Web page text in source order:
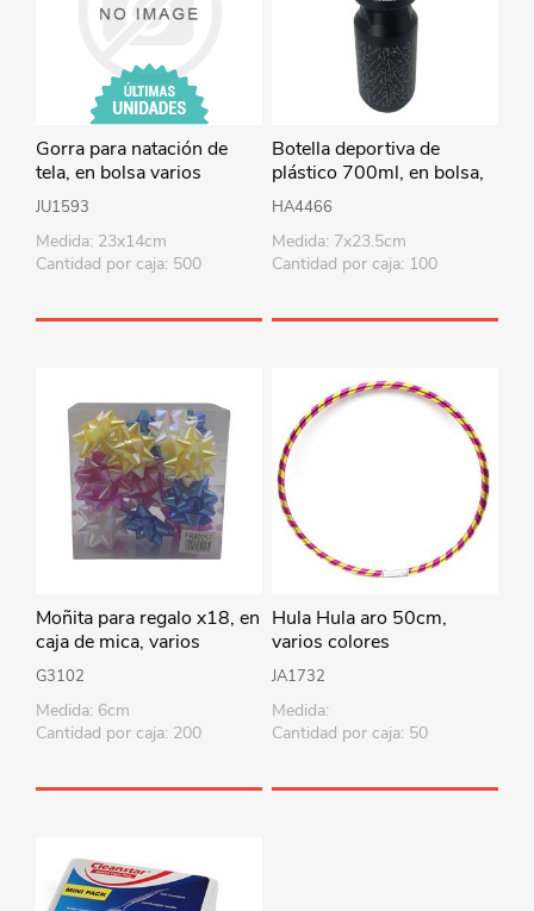
Gorra para natación de
tela, en bolsa varios
colores
JU1593
Medida: 23x14cm
Cantidad por caja: 500
Botella deportiva de
plástico 700ml, en bolsa,
varios colores
HA4466
Medida: 7x23.5cm
Cantidad por caja: 100
Moñita para regalo x18, en
caja de mica, varios
colores
G3102
Medida: 6cm
Cantidad por caja: 200
Hula Hula aro 50cm,
varios colores
JA1732
Medida:
Cantidad por caja: 50